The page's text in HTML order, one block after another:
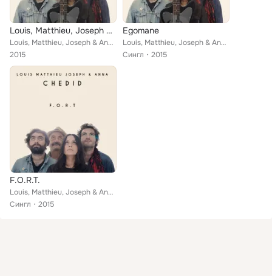
Louis, Matthieu, Joseph & Anna Chedid (Deluxe)
Louis, Matthieu, Joseph & Anna Chedid
2015
Egomane
Louis, Matthieu, Joseph & Anna Chedid
Сингл
2015
F.O.R.T.
Louis, Matthieu, Joseph & Anna Chedid
Сингл
2015